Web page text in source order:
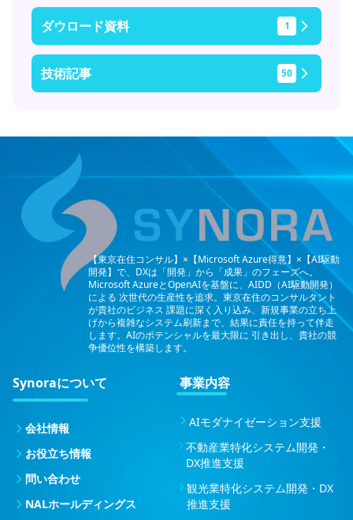
ダウロード資料 1
技術記事 50
【東京在住コンサル】×【Microsoft Azure得意】×【AI駆動
開発】で、DXは「開発」から「成果」のフェーズへ。
Microsoft AzureとOpenAIを基盤に、AIDD（AI駆動開発）
による 次世代の生産性を追求。東京在住のコンサルタント
が貴社のビジネス 課題に深く入り込み、新規事業の立ち上
げから複雑なシステム刷新まで、結果に責任を持って伴走
します。AIのポテンシャルを最大限に 引き出し、貴社の競
争優位性を構築します。
Synoraについて
会社情報
お役立ち情報
問い合わせ
NALホールディングス
事業内容
AIモダナイゼーション支援
不動産業特化システム開発・
DX推進支援
観光業特化システム開発・DX
推進支援